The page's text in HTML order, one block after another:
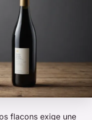
flacons exige une